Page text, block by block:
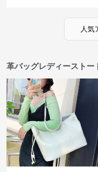
人気
革バッグレディーストー